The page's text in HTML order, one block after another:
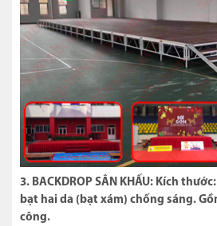
3. BACKDROP SÂN KHẤU: Kích
bạt hai da (bạt xám) chống sáng.
công.